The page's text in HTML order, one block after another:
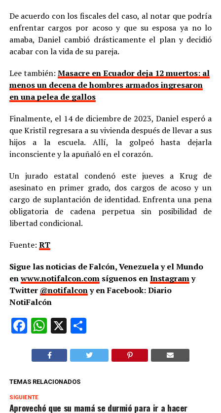
De acuerdo con los fiscales del caso, al notar que podría
enfrentar cargos por acoso y que su esposa ya no lo
amaba, Daniel cambió drásticamente el plan y decidió
acabar con la vida de su pareja.
Lee también: Masacre en Ecuador deja 12 muertos: al
menos un decena de hombres armados ingresaron
en una pelea de gallos
Finalmente, el 14 de diciembre de 2023, Daniel esperó a
que Kristil regresara a su vivienda después de llevar a sus
hijos a la escuela. Allí, la golpeó hasta dejarla
inconsciente y la apuñaló en el corazón.
Un jurado estatal condenó este jueves a Krug de
asesinato en primer grado, dos cargos de acoso y un
cargo de suplantación de identidad. Enfrenta una pena
obligatoria de cadena perpetua sin posibilidad de
libertad condicional.
Fuente: RT
Sigue las noticias de Falcón, Venezuela y el Mundo
enwww.notifalcon.comsíguenos enInstagramy
Twitter @notifalcony en Facebook: Diario
NotiFalcón
Facebook
WhatsApp
X Compartir
TEMAS RELACIONADOS
SIGUIENTE
Aprovechó que su mamá se durmió para ir a hacer